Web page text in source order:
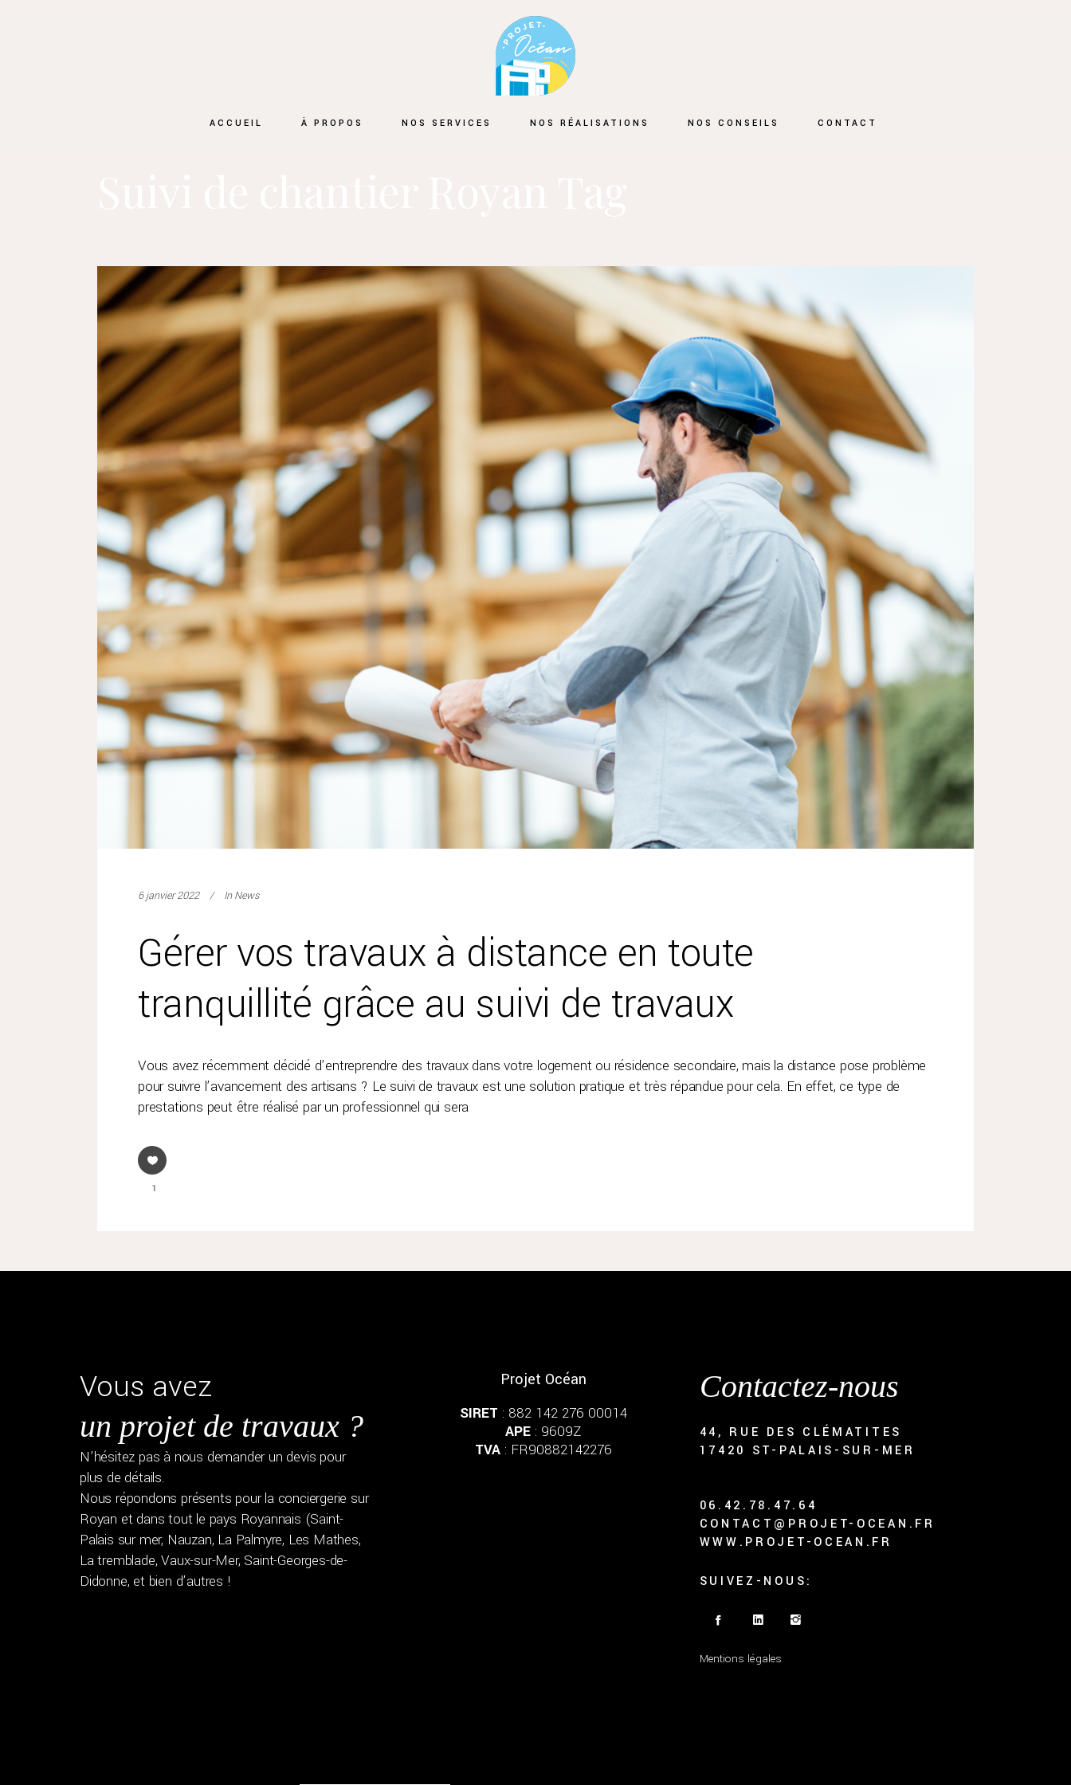
ACCUEIL À PROPOS NOS SERVICES NOS RÉALISATIONS NOS CONSEILS CONTACT
6 janvier 2022 In News
Gérer vos travaux à distance en toute
tranquillité grâce au suivi de travaux
Vous avez récemment décidé d’entreprendre des travaux dans votre logement ou résidence secondaire, mais la distance pose problème
pour suivre l’avancement des artisans ? Le suivi de travaux est une solution pratique et très répandue pour cela. En effet, ce type de
prestations peut être réalisé par un professionnel qui sera
1
Vous avez
un projet de travaux ?
N’hésitez pas à nous demander un devis pour
plus de détails.
Nous répondons présents pour la conciergerie sur
Royan et dans tout le pays Royannais (Saint-
Palais sur mer, Nauzan, La Palmyre, Les Mathes,
La tremblade, Vaux-sur-Mer, Saint-Georges-de-
Didonne, et bien d’autres !
Projet Océan
SIRET : 882 142 276 00014
APE: 9609Z
TVA: FR90882142276
Contactez-nous
44, RUE DES CLÉMATITES
17420 ST-PALAIS-SUR-MER
06.42.78.47.64
CONTACT@PROJET-OCEAN.FR
WWW.PROJET-OCEAN.FR
SUIVEZ-NOUS:
Mentions légales